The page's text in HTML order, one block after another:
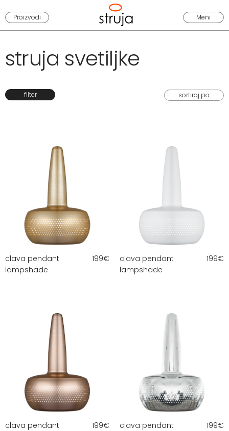
Proizvodi Meni
struja svetiljke
filter
clava pendant
lampshade
199€
clava pendant
lampshade
199€
clava pendant
199€
clava pendant
199€